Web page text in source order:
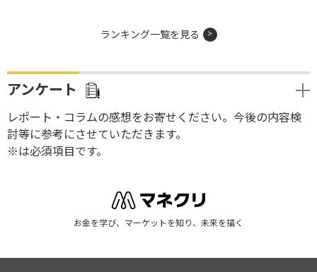
ランキング一覧を見る
アンケート
レポート・コラムの感想をお寄せください。今後の内容検
討等に参考にさせていただきます。
※は必須項目です。
お金を学び、マーケットを知り、未来を描く